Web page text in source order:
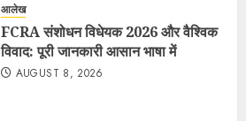
आलेख
FCRA संशोधन विधेयक 2026 और वैश्विक
विवाद: पूरी जानकारी आसान भाषा में
AUGUST 8, 2026